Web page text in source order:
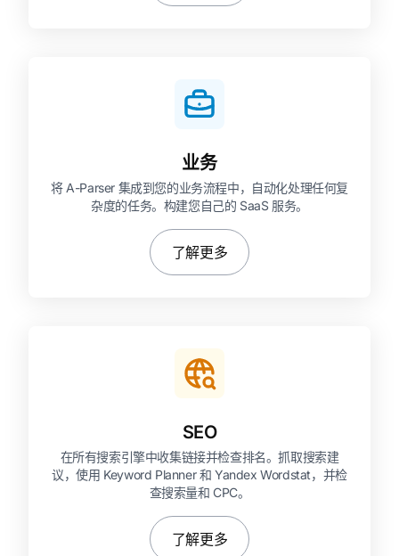
业务
将 A-Parser 集成到您的业务流程中，自动化处理任何复
杂度的任务。构建您自己的 SaaS 服务。
了解更多
SEO
在所有搜索引擎中收集链接并检查排名。抓取搜索建
议，使用 Keyword Planner 和 Yandex Wordstat，并检
查搜索量和 CPC。
了解更多